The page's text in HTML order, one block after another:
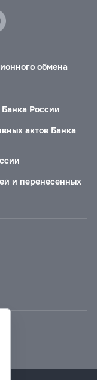
обмена
России
актов Банка
и перенесенных